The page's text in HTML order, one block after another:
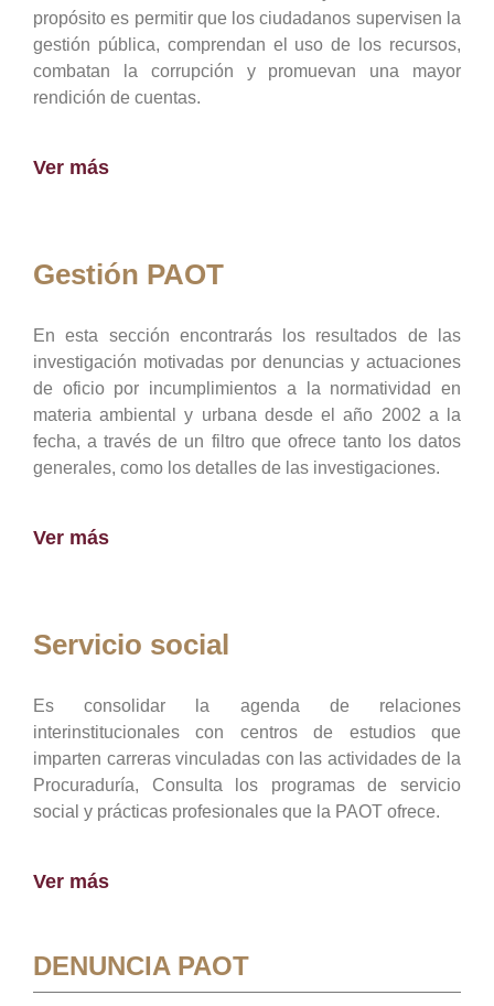
propósito es permitir que los ciudadanos supervisen la
gestión pública, comprendan el uso de los recursos,
combatan la corrupción y promuevan una mayor
rendición de cuentas.
Ver más
Gestión PAOT
En esta sección encontrarás los resultados de las
investigación motivadas por denuncias y actuaciones
de oficio por incumplimientos a la normatividad en
materia ambiental y urbana desde el año 2002 a la
fecha, a través de un filtro que ofrece tanto los datos
generales, como los detalles de las investigaciones.
Ver más
Servicio social
Es consolidar la agenda de relaciones
interinstitucionales con centros de estudios que
imparten carreras vinculadas con las actividades de la
Procuraduría, Consulta los programas de servicio
social y prácticas profesionales que la PAOT ofrece.
Ver más
DENUNCIA PAOT